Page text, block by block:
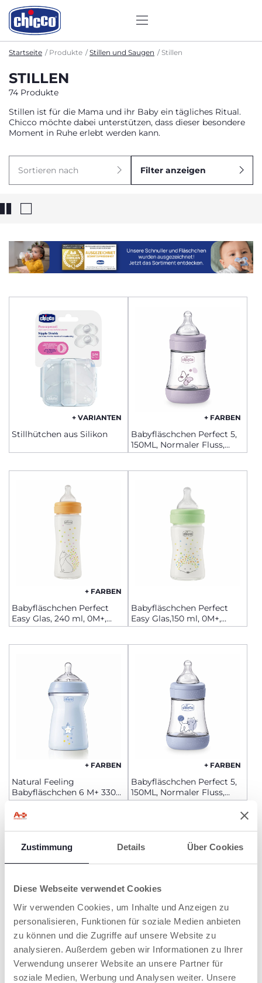
Zustimmung Details Über Cookies
Diese Webseite verwendet Cookies
Wir verwenden Cookies, um Inhalte und Anzeigen zu
personalisieren, Funktionen für soziale Medien anbieten
zu können und die Zugriffe auf unsere Website zu
analysieren. Außerdem geben wir Informationen zu Ihrer
Verwendung unserer Website an unsere Partner für
soziale Medien, Werbung und Analysen weiter. Unsere
Startseite Produkte Stillen und Saugen Stillen
STILLEN
74 Produkte
Stillen ist für die Mama und ihr Baby ein tägliches Ritual.
Chicco möchte dabei unterstützen, dass dieser besondere
Moment in Ruhe erlebt werden kann.
Sortieren nach Filter anzeigen
+ VARIANTEN
Stillhütchen aus Silikon
+ FARBEN
Babyfläschchen Perfect 5,
150ML, Normaler Fluss,
Silikon
+ FARBEN
Babyfläschchen Perfect
Easy Glas, 240 ml, 0M+,
langsamer Fluss
Babyfläschchen Perfect
Easy Glas,150 ml, 0M+,
langsamer Fluss
+ FARBEN
Natural Feeling
Babyfläschchen 6 M+ 330
ml schneller Fluss
+ FARBEN
Babyfläschchen Perfect 5,
150ML, Normaler Fluss,
Silikon
+ FARBEN
Boppy Stillkissen Deluxe
+ VARIANTEN
Physiologischer Anti-Kolik-
Sauger, Silikon